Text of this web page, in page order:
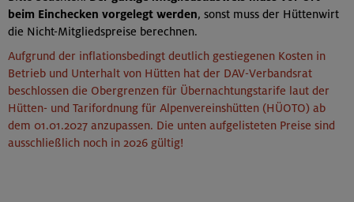
beim Einchecken vorgelegt werden, sonst muss der Hüttenwirt
die Nicht-Mitgliedspreise berechnen.
Aufgrund der inflationsbedingt deutlich gestiegenen Kosten in
Betrieb und Unterhalt von Hütten hat der DAV-Verbandsrat
beschlossen die Obergrenzen für Übernachtungstarife laut der
Hütten- und Tarifordnung für Alpenvereinshütten (HÜOTO) ab
dem 01.01.2027 anzupassen. Die unten aufgelisteten Preise sind
ausschließlich noch in 2026 gültig!